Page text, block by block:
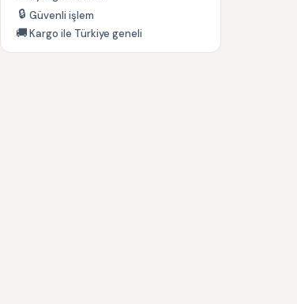
🔒 Güvenli işlem
🚚Kargo ile Türkiye geneli